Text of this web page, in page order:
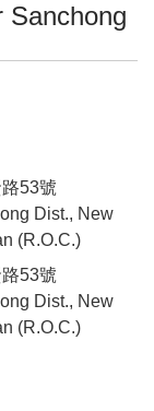
Sanchong
53號
Dist., New
(R.O.C.)
53號
Dist., New
(R.O.C.)